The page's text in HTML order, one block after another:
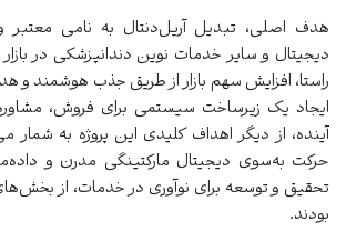
هدف اصلی، تبدیل آریل‌دنتال به نامی معتبر
دیجیتال و سایر خدمات نوین دندانپزشکی در
راستا، افزایش سهم بازار از طریق جذب هوشمند و
ایجاد یک زیرساخت سیستمی برای فروش،
آینده، از دیگر اهداف کلیدی این پروژه به
حرکت به‌سوی دیجیتال مارکتینگی مدرن و
تحقیق و توسعه برای نوآوری در خدمات، از
بودند.